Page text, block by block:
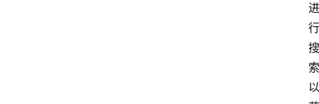
进
行
搜
索
以